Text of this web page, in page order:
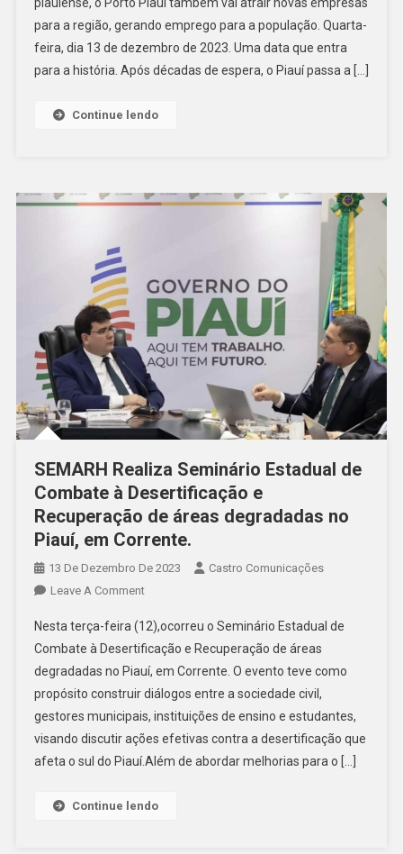
para a região, gerando emprego para a população. Quarta-
feira, dia 13 de dezembro de 2023. Uma data que entra
para a história. Após décadas de espera, o Piauí passa a […]
Continue lendo
SEMARH Realiza Seminário Estadual de
Combate à Desertificação e
Recuperação de áreas degradadas no
Piauí, em Corrente.
13 De Dezembro De 2023
Castro Comunicações
Leave A Comment
Nesta terça-feira (12),ocorreu o Seminário Estadual de
Combate à Desertificação e Recuperação de áreas
degradadas no Piauí, em Corrente. O evento teve como
propósito construir diálogos entre a sociedade civil,
gestores municipais, instituições de ensino e estudantes,
visando discutir ações efetivas contra a desertificação que
afeta o sul do Piauí.Além de abordar melhorias para o […]
Continue lendo